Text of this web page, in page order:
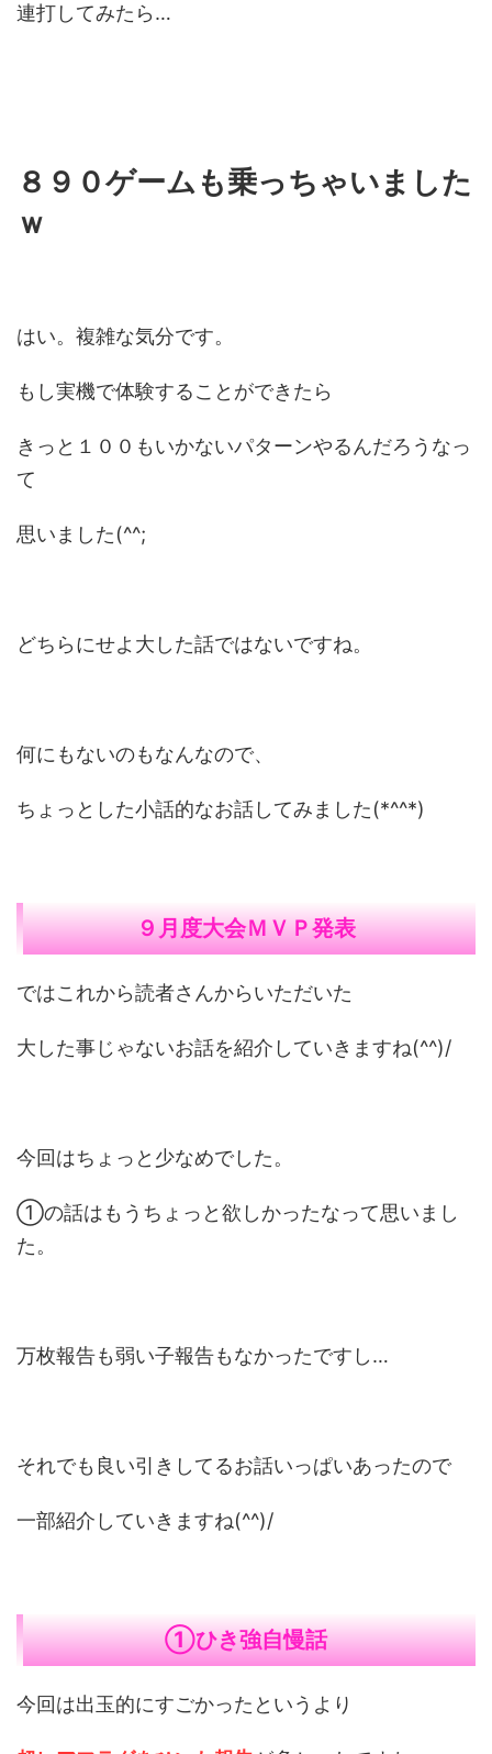
連打してみたら…
８９０ゲームも乗っちゃいました
ｗ
はい。複雑な気分です。
もし実機で体験することができたら
きっと１００もいかないパターンやるんだろうなっ
て
思いました(^^;
どちらにせよ大した話ではないですね。
何にもないのもなんなので、
ちょっとした小話的なお話してみました(*^^*)
９月度大会ＭＶＰ発表
ではこれから読者さんからいただいた
大した事じゃないお話を紹介していきますね(^^)/
今回はちょっと少なめでした。
①の話はもうちょっと欲しかったなって思いまし
た。
万枚報告も弱い子報告もなかったですし…
それでも良い引きしてるお話いっぱいあったので
一部紹介していきますね(^^)/
①ひき強自慢話
今回は出玉的にすごかったというより